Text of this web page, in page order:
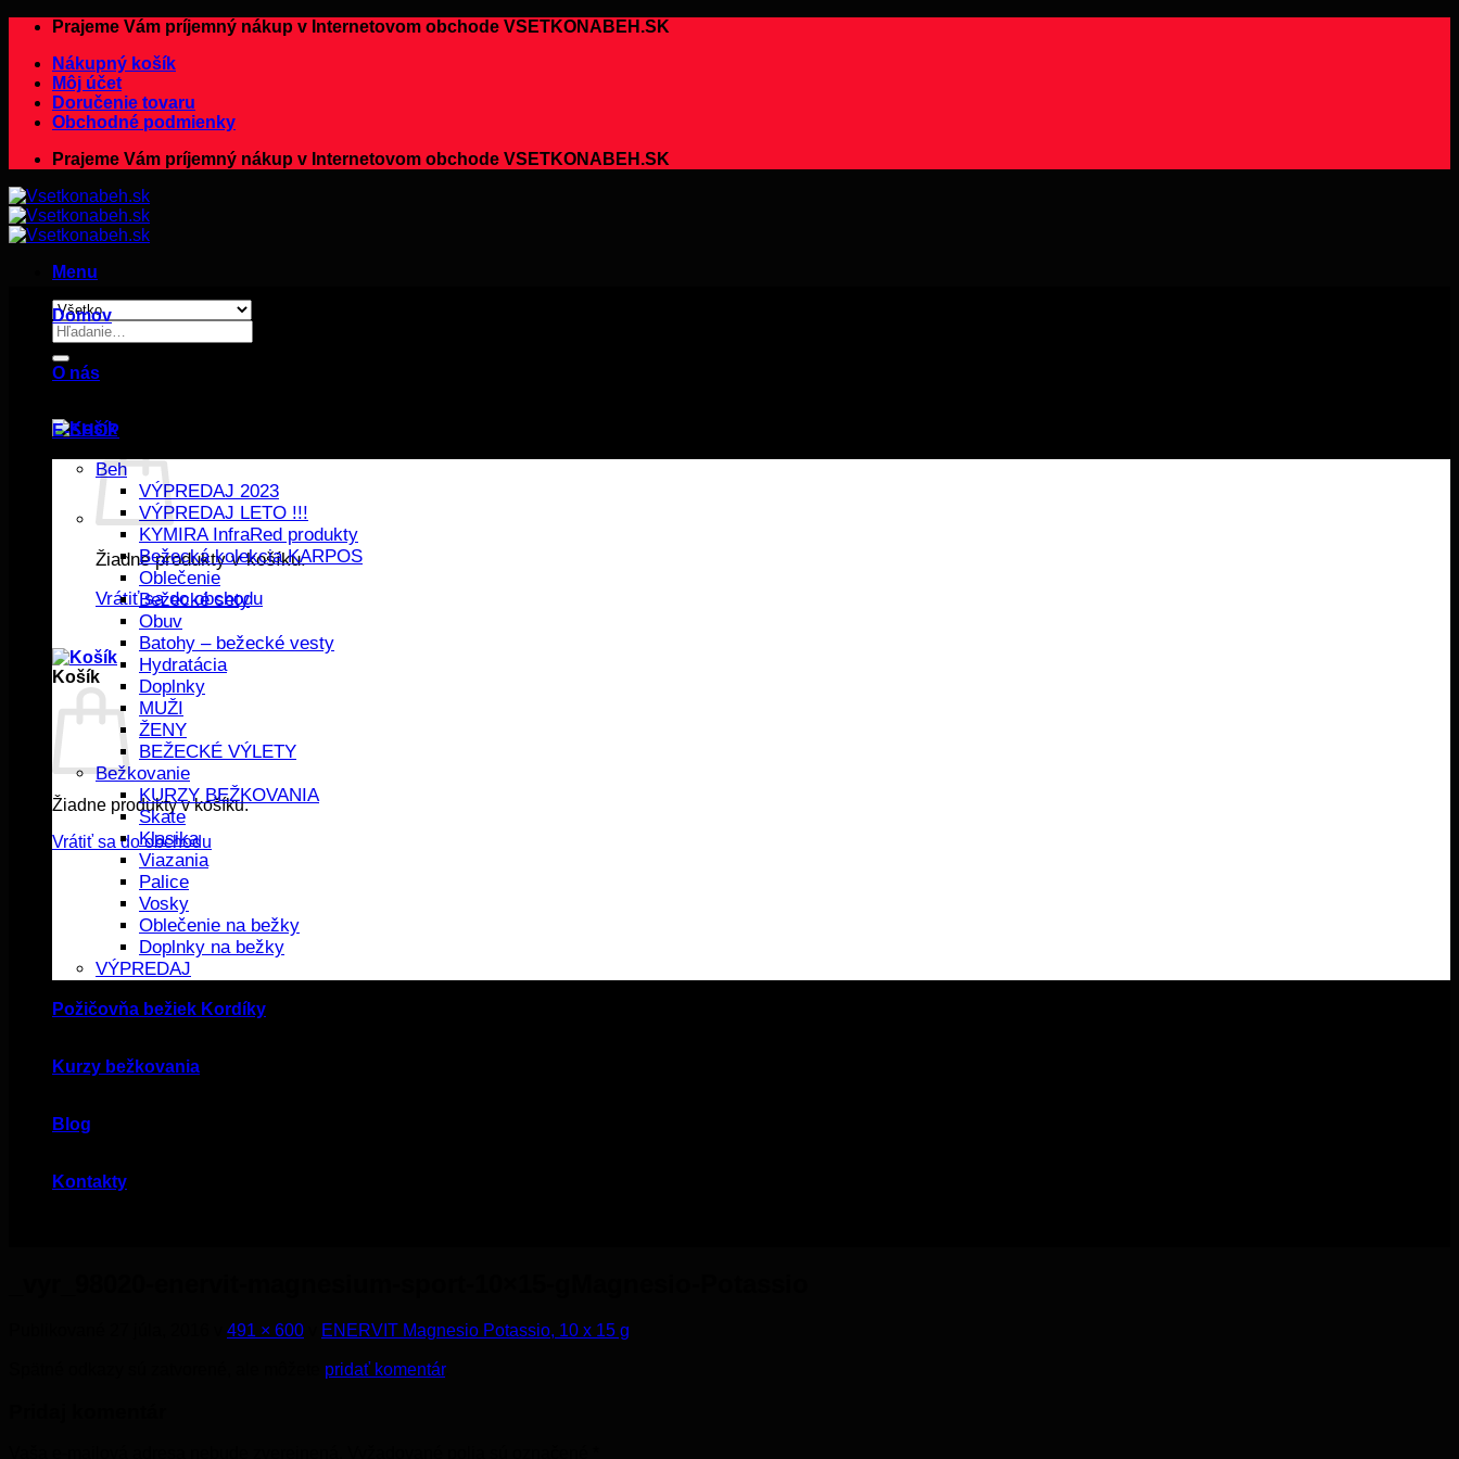
Preskočiť
obsah
Prajeme Vám príjemný nákup v Internetovom obchode VSETKONABEH.SK
Nákupný košík
Môj účet
Doručenie tovaru
Obchodné podmienky
Prajeme Vám príjemný nákup v Internetovom obchode VSETKONABEH.SK
Menu
Hľadať:
Žiadne produkty v košíku.
Vrátiť sa do obchodu
Košík
Žiadne produkty v košíku.
Vrátiť sa do obchodu
Domov
O nás
E-SHOP
Beh
VÝPREDAJ 2023
VÝPREDAJ LETO !!!
KYMIRA InfraRed produkty
Bežecká kolekcia KARPOS
Oblečenie
Bežecké sety
Obuv
Batohy – bežecké vesty
Hydratácia
Doplnky
MUŽI
ŽENY
BEŽECKÉ VÝLETY
Bežkovanie
KURZY BEŽKOVANIA
Skate
Klasika
Viazania
Palice
Vosky
Oblečenie na bežky
Doplnky na bežky
VÝPREDAJ
Požičovňa bežiek Kordíky
Kurzy bežkovania
Blog
Kontakty
491 × 600 ENERVIT Magnesio Potassio, 10 x 15 g
pridať komentár.